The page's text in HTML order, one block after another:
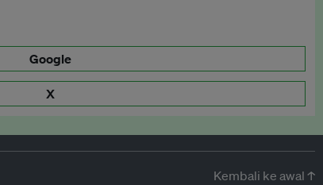
Google
X
Kembali ke awal ↑